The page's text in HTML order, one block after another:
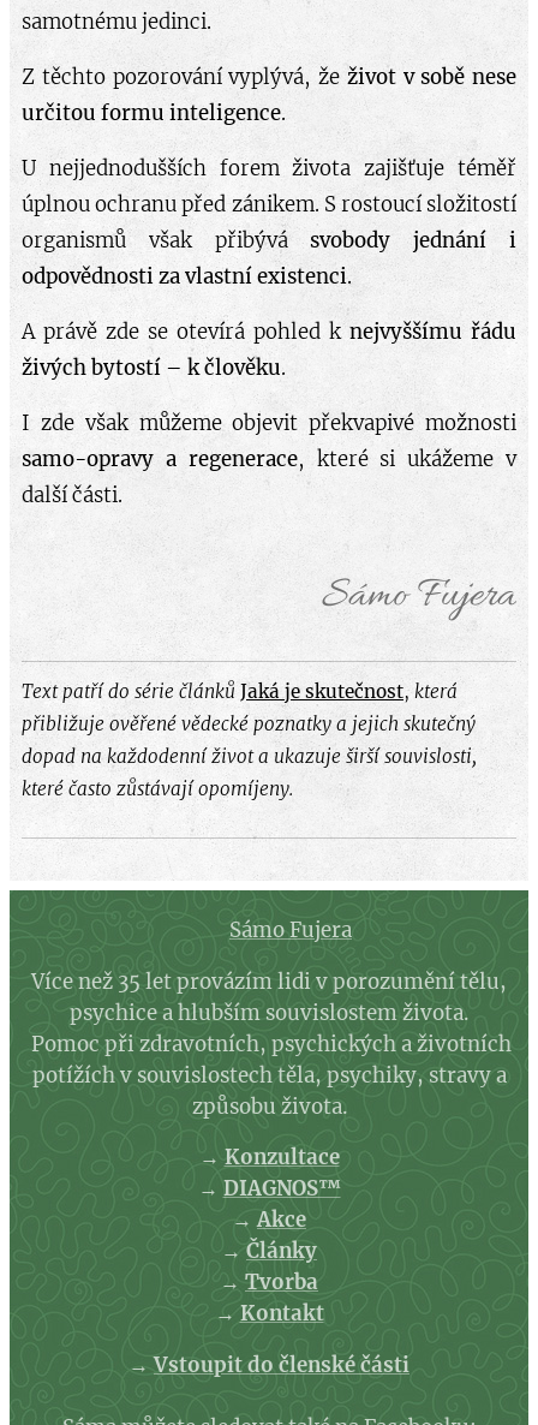
samotnému jedinci.
Z těchto pozorování vyplývá, že život v sobě nese
určitou formu inteligence.
U nejjednodušších forem života zajišťuje téměř
úplnou ochranu před zánikem. S rostoucí složitostí
organismů však přibývásvobody jednání i
odpovědnosti za vlastní existenci.
A právě zde se otevírá pohled knejvyššímu řádu
živých bytostí – k člověku.
I zde však můžeme objevit překvapivé možnosti
samo-opravy a regenerace, které si ukážeme v
další části.
Sámo Fujera
Text patří do série článků Jaká je skutečnost,která
přibližuje ověřené vědecké poznatky a jejich skutečný
dopad na každodenní život a ukazuje širší souvislosti,
které často zůstávají opomíjeny.
Sámo Fujera
Více než 35 let provázím lidi v porozumění tělu,
psychice a hlubším souvislostem života.
Pomoc při zdravotních, psychických a životních
potížích v souvislostech těla, psychiky, stravy a
způsobu života.
→ Konzultace
→ DIAGNOS™
→Akce
→ Články
→ Tvorba
→ Kontakt
→Vstoupit do členské části